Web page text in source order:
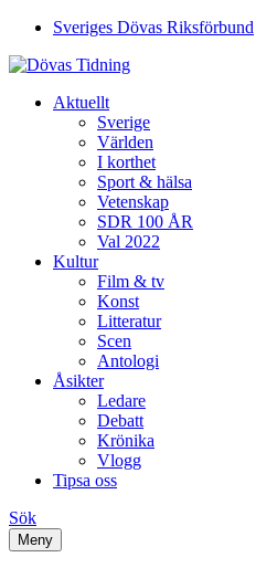
Sveriges Dövas Riksförbund
Aktuellt
Sverige
Världen
I korthet
Sport & hälsa
Vetenskap
SDR 100 ÅR
Val 2022
Kultur
Film & tv
Konst
Litteratur
Scen
Antologi
Åsikter
Ledare
Debatt
Krönika
Vlogg
Tipsa oss
Sök
Meny